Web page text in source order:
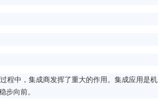
中，集成商发挥了重大的作用。集成应用是机
步向前。